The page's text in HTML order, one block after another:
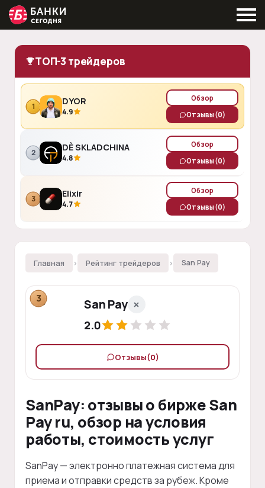
ТОП-3 трейдеров
1 DYOR
4.9
Обзор
Отзывы(0)
2 DÈ SKLADCHINA
4.8
Обзор
Отзывы(0)
3 Elixir
4.7
Обзор
Отзывы(0)
Главная › Рейтинг трейдеров › San Pay
3 San Pay
2.0
Отзывы(0)
SanPay: отзывы о бирже San
Pay ru, обзор на условия
работы, стоимость услуг
SanPay — электронно платежная система для
приема и отправки средств за рубеж. Кроме